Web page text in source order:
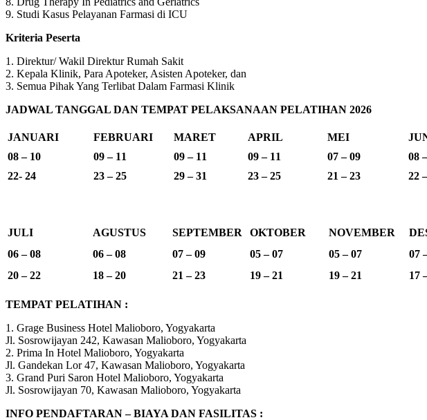
9. Studi Kasus Pelayanan Farmasi di ICU
Kriteria Peserta
1. Direktur/ Wakil Direktur Rumah Sakit
2. Kepala Klinik, Para Apoteker, Asisten Apoteker, dan
3. Semua Pihak Yang Terlibat Dalam Farmasi Klinik
JADWAL TANGGAL DAN TEMPAT PELAKSANAAN PELATIHAN 2026
JANUARI FEBRUARI MARET APRIL MEI
08 – 10
09 – 11 09 – 11 09 – 11 07 – 09
08
22- 24
23 – 25 29 – 31 23 – 25 21 – 23 22
JULI AGUSTUS SEPTEMBER OKTOBER NOVEMBER
06 – 08
06 – 08 07 – 09 05 – 07 05 – 07
07
20 – 22
18 – 20 21 – 23 19 – 21 19 – 21 17
TEMPAT PELATIHAN :
1. Grage Business Hotel Malioboro, Yogyakarta
Jl. Sosrowijayan 242, Kawasan Malioboro, Yogyakarta
2. Prima In Hotel Malioboro, Yogyakarta
Jl. Gandekan Lor 47, Kawasan Malioboro, Yogyakarta
3. Grand Puri Saron Hotel Malioboro, Yogyakarta
Jl. Sosrowijayan 70, Kawasan Malioboro, Yogyakarta
INFO PENDAFTARAN – BIAYA DAN FASILITAS :